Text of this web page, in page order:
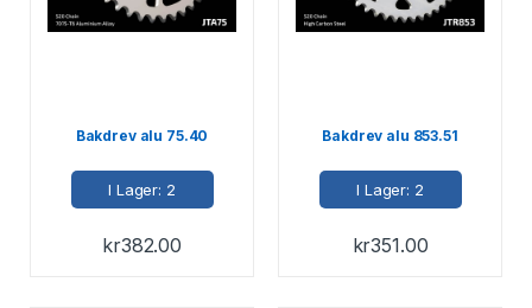
Bakdrev alu 75.40
I Lager: 2
kr382.00
Bakdrev alu 853.51
I Lager: 2
kr351.00